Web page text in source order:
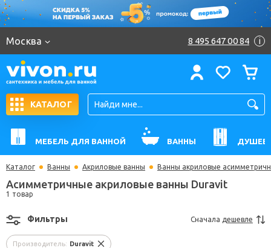
Москва 8 495 647 00 84 i
КАТАЛОГ
МЕБЕЛЬ ДЛЯ ВАННОЙ ВАННЫ
Каталог Ванны Акриловые ванны Ванны акриловые
Асимметричные акриловые ванны Duravit
1 товар
Производитель: Duravit
Фильтры Сначала дешевле